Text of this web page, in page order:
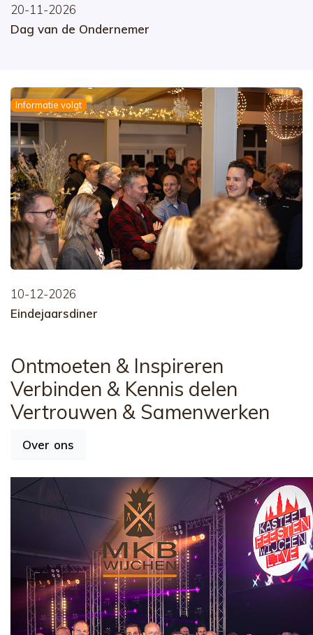
20-11-2026
Dag van de Ondernemer
Informatie volgt
10-12-2026
Eindejaarsdiner
Ontmoeten & Inspireren
Verbinden & Kennis delen
Vertrouwen & Samenwerken
Over ons